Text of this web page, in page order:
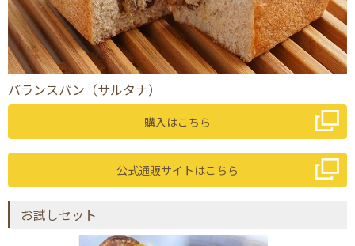
バランスパン（サルタナ）
購入はこちら
公式通販サイトはこちら
お試しセット